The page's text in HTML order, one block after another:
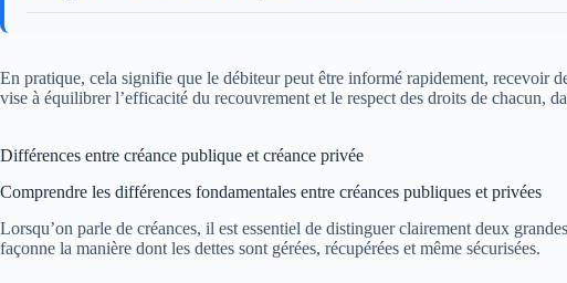
En pratique, cela signifie que le débiteur peut être informé rapidement, recevoir
vise à équilibrer l’efficacité du recouvrement et le respect des droits de chacun,
Différences entre créance publique et créance privée
Comprendre les différences fondamentales entre créances publiques et privées
Lorsqu’on parle de créances, il est essentiel de distinguer clairement deux
façonne la manière dont les dettes sont gérées, récupérées et même sécurisées.